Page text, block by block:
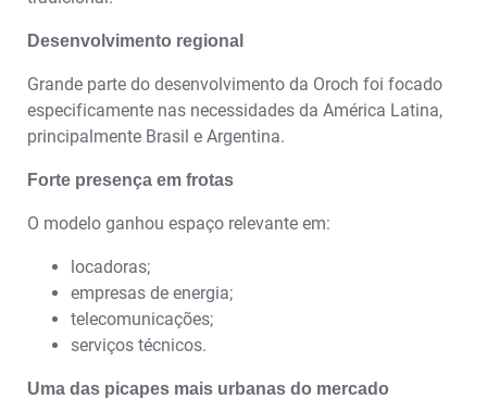
Desenvolvimento regional
Grande parte do desenvolvimento da Oroch foi focado
especificamente nas necessidades da América Latina,
principalmente Brasil e Argentina.
Forte presença em frotas
O modelo ganhou espaço relevante em:
locadoras;
empresas de energia;
telecomunicações;
serviços técnicos.
Uma das picapes mais urbanas do mercado